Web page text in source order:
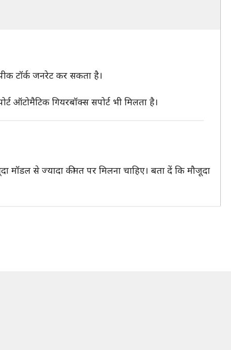
टॉर्क जनरेट कर सकता है।
ऑटोमैटिक गियरबॉक्स सपोर्ट भी मिलता है।
से ज्यादा कीमत पर मिलना चाहिए। बता दें कि मौजूदा